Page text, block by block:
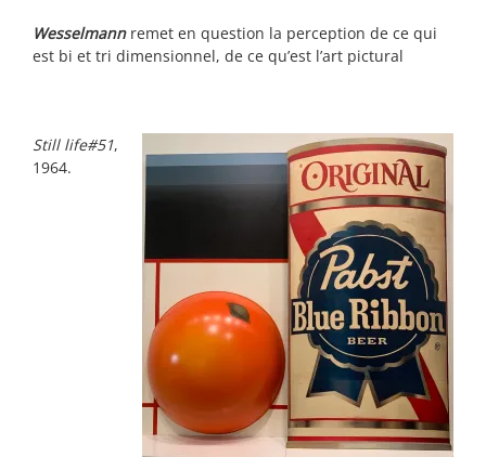
Wesselmannremet en question la perception de ce qui
est bi et tri dimensionnel, de ce qu’est l’art pictural
Still life#51,
1964.